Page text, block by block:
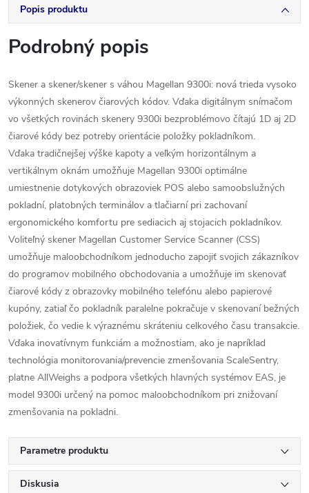
Popis produktu
Podrobný popis
Skener a skener/skener s váhou Magellan 9300i: nová trieda vysoko
výkonných skenerov čiarových kódov. Vďaka digitálnym snímačom
vo všetkých rovinách skenery 9300i bezproblémovo čítajú 1D aj 2D
čiarové kódy bez potreby orientácie položky pokladníkom.
Vďaka tradičnejšej výške kapoty a veľkým horizontálnym a
vertikálnym oknám umožňuje Magellan 9300i optimálne
umiestnenie dotykových obrazoviek POS alebo samoobslužných
pokladní, platobných terminálov a tlačiarní pri zachovaní
ergonomického komfortu pre sediacich aj stojacich pokladníkov.
Voliteľný skener Magellan Customer Service Scanner (CSS)
umožňuje maloobchodníkom jednoducho zapojiť svojich zákazníkov
do programov mobilného obchodovania a umožňuje im skenovať
čiarové kódy z obrazovky mobilného telefónu alebo papierové
kupóny, zatiaľ čo pokladník paralelne pokračuje v skenovaní bežných
položiek, čo vedie k výraznému skráteniu celkového času transakcie.
Vďaka inovatívnym funkciám a možnostiam, ako je napríklad
technológia monitorovania/prevencie zmenšovania ScaleSentry,
platne AllWeighs a podpora všetkých hlavných systémov EAS, je
model 9300i určený na pomoc maloobchodníkom pri znižovaní
zmenšovania na pokladni.
Parametre produktu
Diskusia